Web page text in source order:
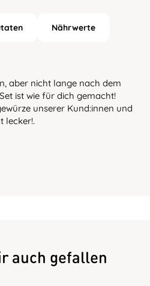
Nährwerte
aber nicht lange nach dem
ist wie für dich gemacht!
unserer Kund:innen und
lecker!.
auch gefallen